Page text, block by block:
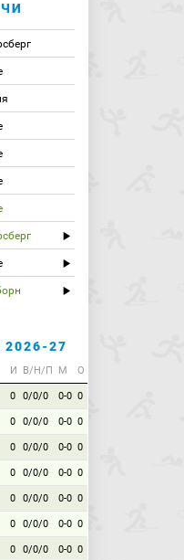
27
И В/Н/П М О
0 0/0/0 0-0 0
0 0/0/0 0-0 0
0 0/0/0 0-0 0
0 0/0/0 0-0 0
0 0/0/0 0-0 0
0 0/0/0 0-0 0
0 0/0/0 0-0 0